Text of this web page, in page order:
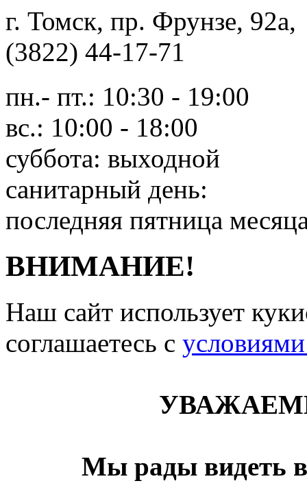
г. Томск, пр. Фрунзе,
(3822) 44-17-71
пн.- пт.: 10:30 - 19:00
вс.: 10:00 - 18:00
суббота: выходной
санитарный день:
последняя пятница
ВНИМАНИЕ!
Наш сайт использует
соглашаетесь c
Мы рады видеть